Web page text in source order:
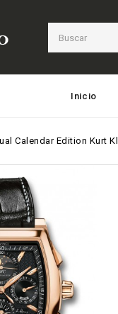
Inicio
Calendar Edition Kurt